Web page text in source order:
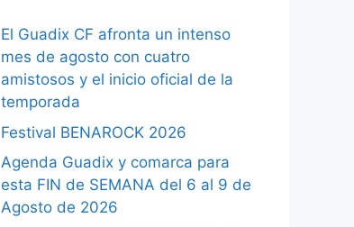
El Guadix CF afronta un intenso
mes de agosto con cuatro
amistosos y el inicio oficial de la
temporada
Festival BENAROCK 2026
Agenda Guadix y comarca para
esta FIN de SEMANA del 6 al 9 de
Agosto de 2026